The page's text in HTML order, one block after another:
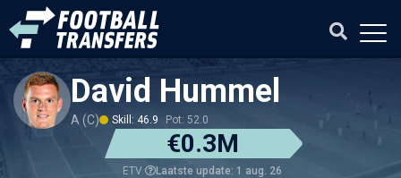
David Hummel
A (C) Skill: 46.9 Pot: 52.0
€0.3M
ETV Laatste update: 1 aug. 26